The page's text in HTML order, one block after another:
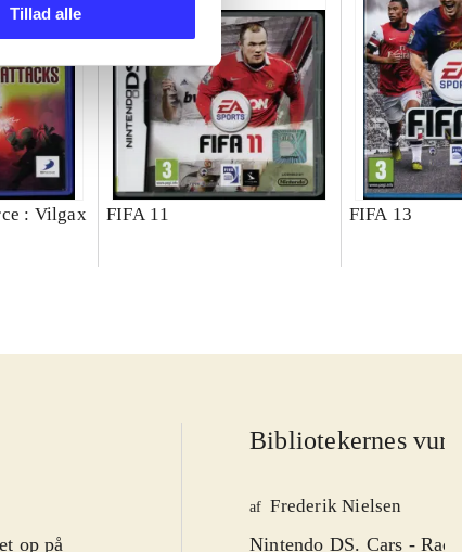
Tillad alle
: Vilgax
FIFA 11 FIFA 13
op på
Bibliotekernes
af Frederik Nielsen
Nintendo DS. Cars -